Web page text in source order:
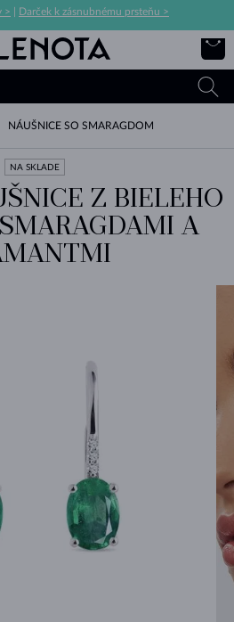
> Darček k zásnubnému prsteňu >
NÁUŠNICE SO SMARAGDOM
NA SKLADE
Z BIELEHO
A